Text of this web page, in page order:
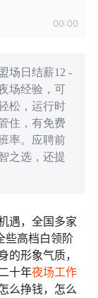
00:00
场日结薪12 -
场经验，可
松，运行时
住，有免费
率。应聘前
之选，还提
遇，全国多家
些高档白领阶
的形象气质，
十年夜场工作
么挣钱，怎么